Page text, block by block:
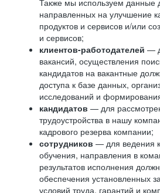
Также мы используем данные
направленных на улучшение
продуктов и сервисов и/или
и сервисов;
клиентов-работодателей —
вакансий, осуществления
кандидатов на вакантные
доступа к базе данных,
исследований и
кандидатов — для
трудоустройства в нашу
кадрового резерва компании;
сотрудников — для ведения
обучения, направления в
результатов исполнения
обеспечения установленных
условий труда, гарантий и